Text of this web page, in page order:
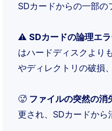
SDカードからの一部の
⚠️SDカードの論理エ
はハードディスクより
やディレクトリの破損
🥵 ファイルの突然の消
更され、SDカードから